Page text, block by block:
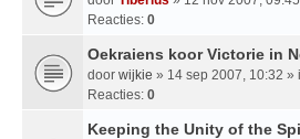
Reacties: 0
Oekraiens koor Victorie in
door wijkie » 14 sep 2007, 10:32 »
Reacties: 0
Keeping the Unity of the